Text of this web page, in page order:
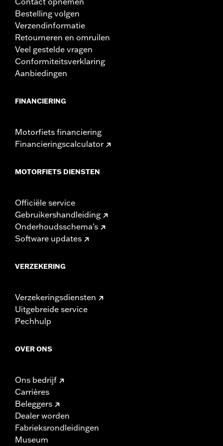
Bestelling volgen
Verzendinformatie
Retourneren en omruilen
Veel gestelde vragen
Conformiteitsverklaring
Aanbiedingen
FINANCIERING
Motorfiets financiering
Financieringscalculator
MOTORFIETS DIENSTEN
Officiële service
Gebruikershandleiding
Onderhoudsschema's
Software updates
VERZEKERING
Verzekeringsdiensten
Uitgebreide service
Pechhulp
OVER ONS
Ons bedrijf
Carrières
Beleggers
Dealer worden
Fabrieksrondleidingen
Museum